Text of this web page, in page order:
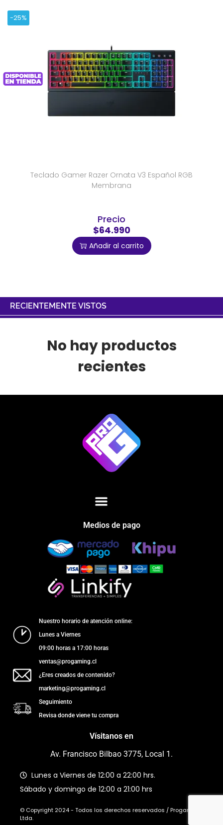
-25%
Teclado Gamer Razer Ornata V3 Español RGB
Membrana
Precio
$64.990
Añadir al carrito
RECIENTEMENTE VISTOS
No hay productos
recientes
Medios de pago
Nuestro horario de atención online:
Lunes a Viernes
09:00 horas a 17:00 horas
ventas@progaming.cl
¿Eres creados de contenido?
marketing@progaming.cl
Seguimiento
Revisa donde viene tu compra
Vísitanos en
Av. Francisco Bilbao 3775, Local 1.
Lunes a Viernes de 12:00 a 22:00 hrs.
Sábado y domingo de 12:00 a 21:00 hrs
© Copyright 2024 - Todos los derechos reservados / Progaming
Ltda.